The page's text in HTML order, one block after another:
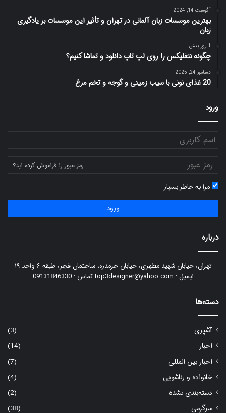
آگوست 14, 2024
بهترین موسسات زبان آلمانی در تهران و تأثیر این موسسات بر یادگیری
زبان
1 روز پیش
چگونه نتفلیکس را روی لپ تاپ دانلود و تماشا کنیم؟
دسامبر 24, 2025
20 غذای نونی با سیب زمینی و گوجه و تخم مرغ
ورود
رمز عبور را فراموش کرده اید؟
مرا به خاطر بسپار
ورود
درباره
تهران، خیابان شهید مطهری، خیابان خرمدره، ساختمان فجر، طبقه ۶ واحد ۱۹
ایمیل : top3designer@yahoo.com تماس : 09131846330
دسته‌ها
آشپزی
(3)
اخبار
(14)
اخبار بین المللی
(7)
خانواده و زناشویی
(4)
دسته‌بندی نشده
(2)
سرگرمی
(38)